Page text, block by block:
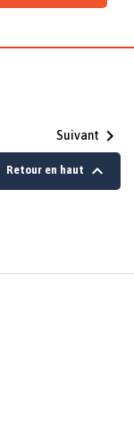
Suivant 
Retour en haut 